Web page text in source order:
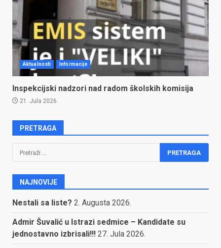
Aktualnosti Informacije
Inspekcijski nadzori nad radom školskih komisija
21. Jula 2026.
PRETRAGA
Pretraga:
NAJNOVIJE
Nestali sa liste? 2. Augusta 2026.
Admir Šuvalić u Istrazi sedmice – Kandidate su
jednostavno izbrisali!!! 27. Jula 2026.